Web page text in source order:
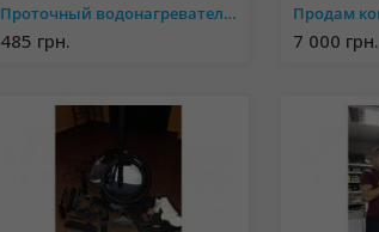
Проточный водонагреватель Delimano электрический на кран смеситель бойлер
485 грн. 7 000 грн.